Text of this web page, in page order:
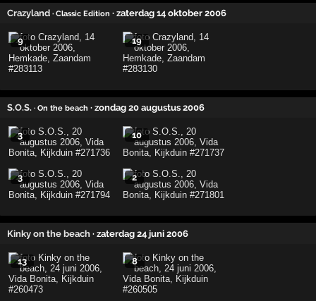
Crazyland · Classic Edition · zaterdag 14 oktober 2006
9 19
S.O.S. · On the beach · zondag 20 augustus 2006
3 10
3 2
Kinky on the beach · zaterdag 24 juni 2006
13 8